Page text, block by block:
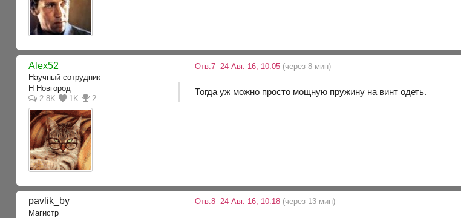
Alex52
Научный сотрудник
Н Новгород
2.8K
1K 2
Отв.7 24 Авг. 16, 10:05 (через 8 мин)
Тогда уж можно просто мощную пружину на винт одеть.
pavlik_by
Магистр
Отв.8 24 Авг. 16, 10:18 (через 13 мин)